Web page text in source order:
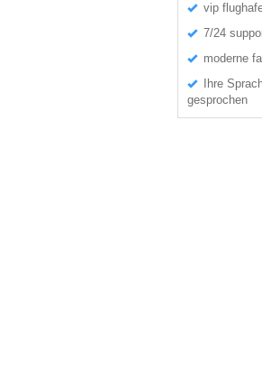
vip
7/24
moderne
Ihre
gesprochen